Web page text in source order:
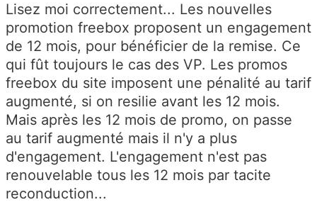
Lisez moi correctement... Les nouvelles
promotion freebox proposent un engagement
de 12 mois, pour bénéficier de la remise. Ce
qui fût toujours le cas des VP. Les promos
freebox du site imposent une pénalité au tarif
augmenté, si on resilie avant les 12 mois.
Mais après les 12 mois de promo, on passe
au tarif augmenté mais il n'y a plus
d'engagement. L'engagement n'est pas
renouvelable tous les 12 mois par tacite
reconduction...